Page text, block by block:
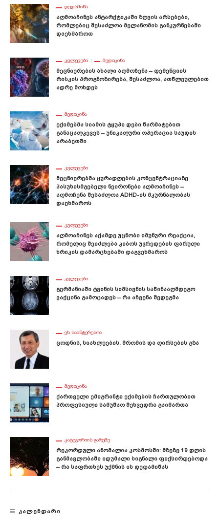
ᲓᲔᲓᲐᲛᲘᲬᲐ
Აღმოაჩინეს Ანტარქტიკაში Ზღვის Არსებები,
Რომლებიც Შესაძლოა Მელანომის Განკურნებაში
Დაეხმაროთ
ᲙᲕᲚᲔᲕᲔᲑᲘ ᲛᲔᲓᲘᲪᲘᲜᲐ
Მეცნიერების Ახალი Აღმოჩენა – Დემენციის
Რისკის Პროგნოზირება, Შესაძლოა, Ათწლეულებით
Ადრე Მოხდეს
ᲛᲔᲓᲘᲪᲘᲜᲐ
Ექიმებმა Სიამის Ტყუპი Დები Წარმატებით
Განაცალკევეს – Უნიკალური Ოპერაცია Საუდის
Არაბეთში
ᲙᲕᲚᲔᲕᲔᲑᲘ
Მეცნიერებმა Ყურადღების Კონცენტრაციაზე
Პასუხისმგებელი Ნეირონები Აღმოაჩინეს –
Აღმოჩენა Შესაძლოა ADHD-Ის Მკურნალობას
Დაეხმაროს
ᲙᲕᲚᲔᲕᲔᲑᲘ
Აღმოაჩინეს Აქამდე Უცნობი Იმუნური Რეაქცია,
Რომელიც Შეიძლება Კიბოს Უჯრედების Ფარული
Ხრიკის Დამარცხებაში Დაგვეხმაროს
ᲙᲕᲚᲔᲕᲔᲑᲘ
Გერმანიაში Ტვინის Სიმსივნის Საწინააღმდეგო
Ვაქცინა Გამოცადეს – Რა Აჩვენა Შედეგმა
ᲔᲡ ᲡᲐᲘᲜᲢᲔᲠᲔᲡᲝᲐ
Ცოდნის, Სიახლეების, Შრომის Და Ღირსების Გზა
ᲛᲔᲓᲘᲪᲘᲜᲐ
Ქართველი Ემიგრანტი Ექიმების Ჩართულობით
Პროფესიული Სამუშაო Შეხვედრა Გაიმართა
ᲙᲐᲢᲔᲒᲝᲠᲘᲘᲡ ᲒᲐᲠᲔᲨᲔ
Რეკორდული Ანომალია Კოსმოსში: Მზეზე 19 Დღის
Განმავლობაში Იდუმალი Სიგნალი Ფიქსირდებოდა
– Რა Საფრთხეს Უქმნის Ის Დედამიწას
ᲙᲐᲚᲔᲜᲓᲐᲠᲘ